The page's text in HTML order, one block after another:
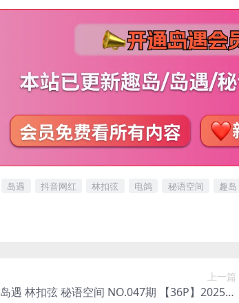
岛遇 抖音网红 林扣弦 电鸽 秘语空间 趣岛
上一篇
岛遇 林扣弦 秘语空间 NO.047期 【36P】2025年